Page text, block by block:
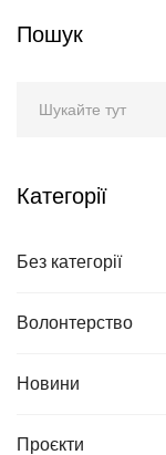
Пошук
Категорії
Без категорії
Волонтерство
Новини
Проєкти